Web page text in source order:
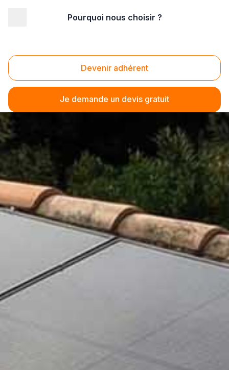
Pourquoi nous choisir ?
Devenir adhérent
Je demande un devis gratuit